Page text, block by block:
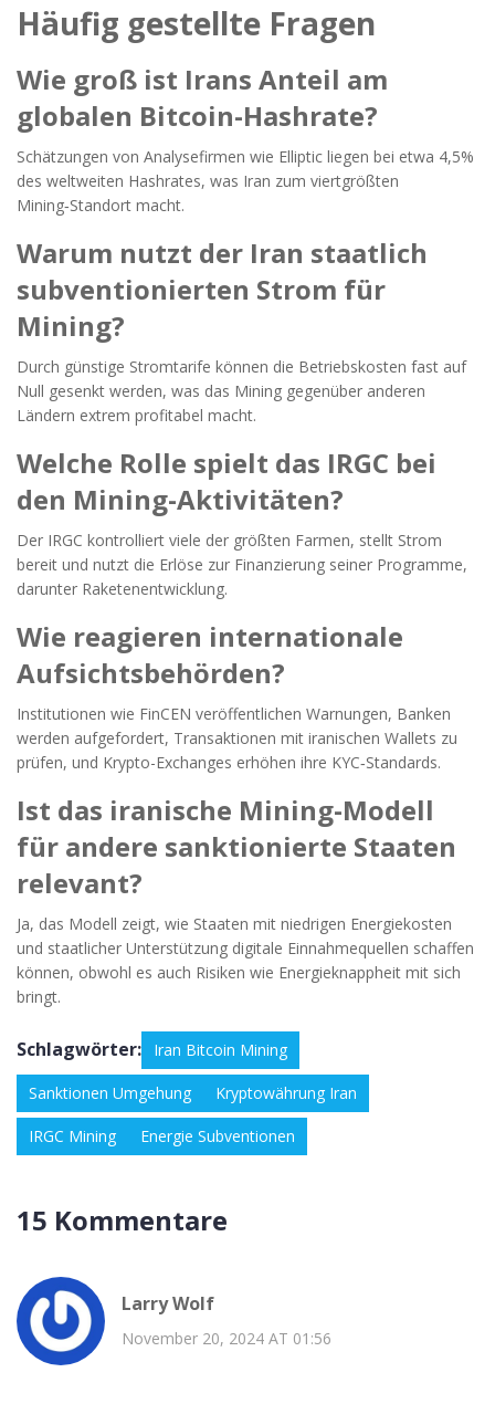
Häufig gestellte Fragen
Wie groß ist Irans Anteil am
globalen Bitcoin-Hashrate?
Schätzungen von Analysefirmen wie Elliptic liegen bei etwa 4,5%
des weltweiten Hashrates, was Iran zum viertgrößten
Mining‑Standort macht.
Warum nutzt der Iran staatlich
subventionierten Strom für
Mining?
Durch günstige Stromtarife können die Betriebskosten fast auf
Null gesenkt werden, was das Mining gegenüber anderen
Ländern extrem profitabel macht.
Welche Rolle spielt das IRGC bei
den Mining-Aktivitäten?
Der IRGC kontrolliert viele der größten Farmen, stellt Strom
bereit und nutzt die Erlöse zur Finanzierung seiner Programme,
darunter Raketenentwicklung.
Wie reagieren internationale
Aufsichtsbehörden?
Institutionen wie FinCEN veröffentlichen Warnungen, Banken
werden aufgefordert, Transaktionen mit iranischen Wallets zu
prüfen, und Krypto-Exchanges erhöhen ihre KYC‑Standards.
Ist das iranische Mining-Modell
für andere sanktionierte Staaten
relevant?
Ja, das Modell zeigt, wie Staaten mit niedrigen Energiekosten
und staatlicher Unterstützung digitale Einnahmequellen schaffen
können, obwohl es auch Risiken wie Energieknappheit mit sich
bringt.
Schlagwörter: Iran Bitcoin Mining
Sanktionen Umgehung Kryptowährung Iran
IRGC Mining Energie Subventionen
15 Kommentare
Larry Wolf
November 20, 2024 AT 01:56